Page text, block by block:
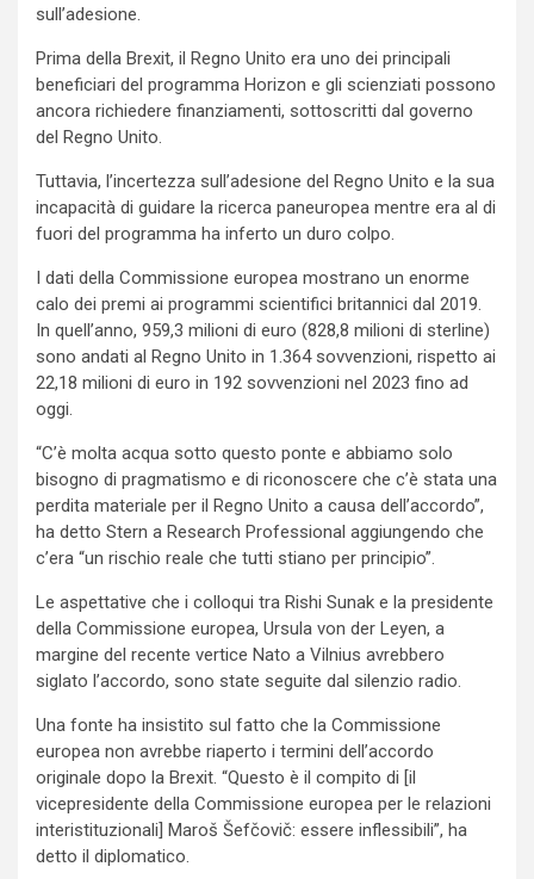
sull’adesione.
Prima della Brexit, il Regno Unito era uno dei principali
beneficiari del programma Horizon e gli scienziati possono
ancora richiedere finanziamenti, sottoscritti dal governo
del Regno Unito.
Tuttavia, l’incertezza sull’adesione del Regno Unito e la sua
incapacità di guidare la ricerca paneuropea mentre era al di
fuori del programma ha inferto un duro colpo.
I dati della Commissione europea mostrano un enorme
calo dei premi ai programmi scientifici britannici dal 2019.
In quell’anno, 959,3 milioni di euro (828,8 milioni di sterline)
sono andati al Regno Unito in 1.364 sovvenzioni, rispetto ai
22,18 milioni di euro in 192 sovvenzioni nel 2023 fino ad
oggi.
“C’è molta acqua sotto questo ponte e abbiamo solo
bisogno di pragmatismo e di riconoscere che c’è stata una
perdita materiale per il Regno Unito a causa dell’accordo”,
ha detto Stern a Research Professional aggiungendo che
c’era “un rischio reale che tutti stiano per principio”.
Le aspettative che i colloqui tra Rishi Sunak e la presidente
della Commissione europea, Ursula von der Leyen, a
margine del recente vertice Nato a Vilnius avrebbero
siglato l’accordo, sono state seguite dal silenzio radio.
Una fonte ha insistito sul fatto che la Commissione
europea non avrebbe riaperto i termini dell’accordo
originale dopo la Brexit. “Questo è il compito di [il
vicepresidente della Commissione europea per le relazioni
interistituzionali] Maroš Šefčovič: essere inflessibili”, ha
detto il diplomatico.